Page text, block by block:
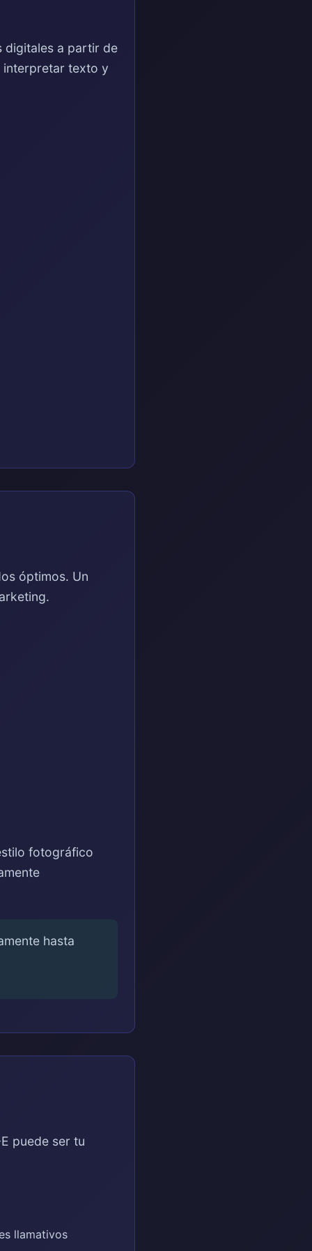
digitales a partir de
interpretar texto y
óptimos. Un
fotográfico
hasta
puede ser tu
llamativos